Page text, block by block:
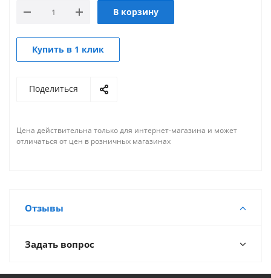
В корзину
Купить в 1 клик
Поделиться
Цена действительна только для интернет-магазина и может
отличаться от цен в розничных магазинах
Отзывы
Задать вопрос